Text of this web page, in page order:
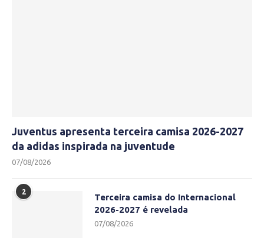
Juventus apresenta terceira camisa 2026-2027
da adidas inspirada na juventude
07/08/2026
2
Terceira camisa do Internacional
2026-2027 é revelada
07/08/2026